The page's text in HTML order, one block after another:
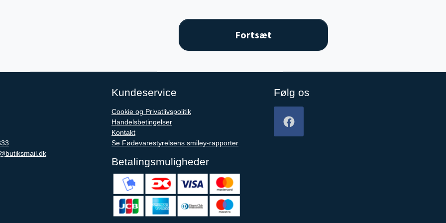
Kundeservice
Cookie og Privatlivspolitik
Handelsbetingelser
Kontakt
Se Fødevarestyrelsens smiley-rapporter
Betalingsmuligheder
Følg os